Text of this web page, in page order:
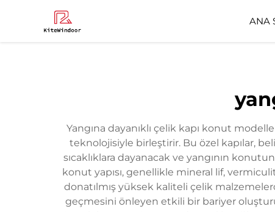
ANA
Yangına dayanıklı çelik kapı konut
teknolojisiyle birleştirir. Bu özel kapılar,
sıcaklıklara dayanacak ve yangının
konut yapısı, genellikle mineral lif,
donatılmış yüksek kaliteli çelik
geçmesini önleyen etkili bir bariyer